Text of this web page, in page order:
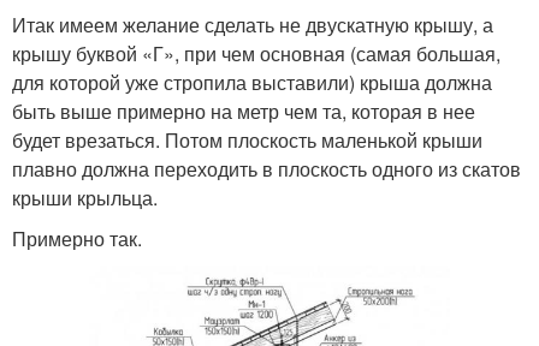
Итак имеем желание сделать не двускатную крышу, а
крышу буквой «Г», при чем основная (самая большая,
для которой уже стропила выставили) крыша должна
быть выше примерно на метр чем та, которая в нее
будет врезаться. Потом плоскость маленькой крыши
плавно должна переходить в плоскость одного из скатов
крыши крыльца.
Примерно так.